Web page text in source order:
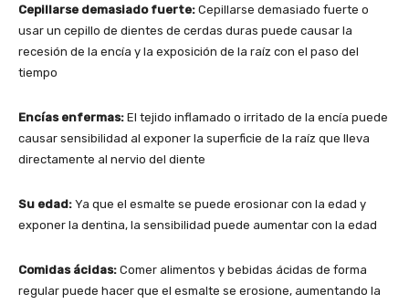
Cepillarse demasiado fuerte: Cepillarse demasiado fuerte o
usar un cepillo de dientes de cerdas duras puede causar la
recesión de la encía y la exposición de la raíz con el paso del
tiempo
Encías enfermas: El tejido inflamado o irritado de la encía puede
causar sensibilidad al exponer la superficie de la raíz que lleva
directamente al nervio del diente
Su edad: Ya que el esmalte se puede erosionar con la edad y
exponer la dentina, la sensibilidad puede aumentar con la edad
Comidas ácidas: Comer alimentos y bebidas ácidas de forma
regular puede hacer que el esmalte se erosione, aumentando la